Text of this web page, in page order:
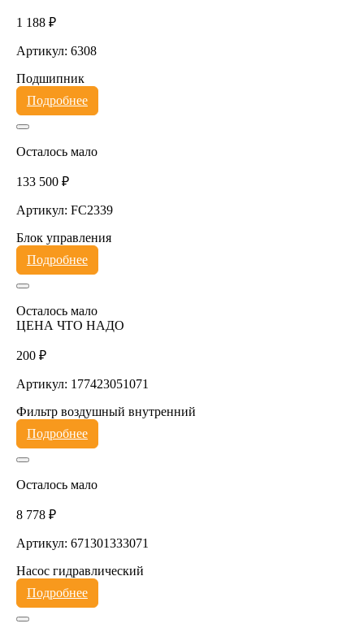
1 188 ₽
Артикул: 6308
Подшипник
Подробнее
Осталось мало
133 500 ₽
Артикул: FC2339
Блок управления
Подробнее
Осталось мало
ЦЕНА ЧТО НАДО
200 ₽
Артикул: 177423051071
Фильтр воздушный внутренний
Подробнее
Осталось мало
8 778 ₽
Артикул: 671301333071
Насос гидравлический
Подробнее